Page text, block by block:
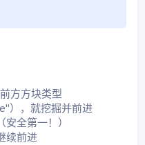
方方块类型
），就挖掘并前进
全第一！）
续前进